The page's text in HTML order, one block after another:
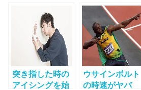
ンニングとジョ
ギングで実は違
う驚きの効果！
方法？費用は？
【大谷翔平】
突き指した時の
アイシングを始
ウサインボルト
の時速がヤバ